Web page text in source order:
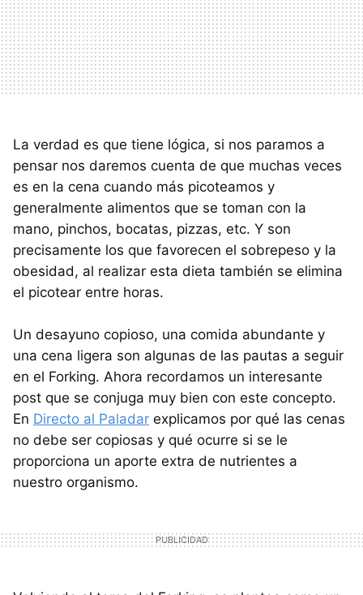
La verdad es que tiene lógica, si nos paramos a
pensar nos daremos cuenta de que muchas veces
es en la cena cuando más picoteamos y
generalmente alimentos que se toman con la
mano, pinchos, bocatas, pizzas, etc. Y son
precisamente los que favorecen el sobrepeso y la
obesidad, al realizar esta dieta también se elimina
el picotear entre horas.
Un desayuno copioso, una comida abundante y
una cena ligera son algunas de las pautas a seguir
en el Forking. Ahora recordamos un interesante
post que se conjuga muy bien con este concepto.
En Directo al Paladar explicamos por qué las cenas
no debe ser copiosas y qué ocurre si se le
proporciona un aporte extra de nutrientes a
nuestro organismo.